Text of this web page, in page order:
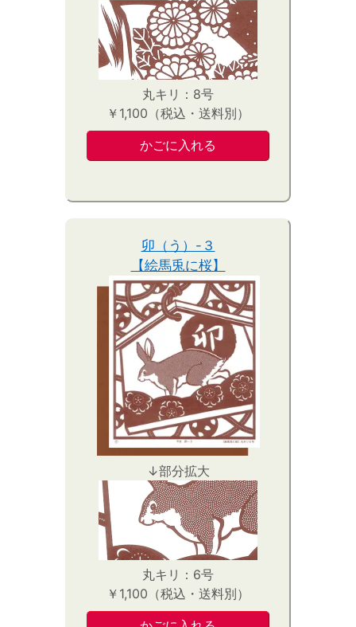
丸キリ：8号
￥1,100（税込・送料別）
卯（う）-３
【絵馬兎に桜】
↓部分拡大
丸キリ：6号
￥1,100（税込・送料別）